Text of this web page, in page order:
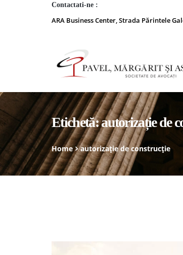
Contactati-ne :
ARA Business Center, Strada Părintele
Etichetă:autorizație de
Home autorizație de construcție